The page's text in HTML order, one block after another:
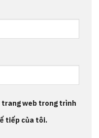
trang web trong trình
tiếp của tôi.